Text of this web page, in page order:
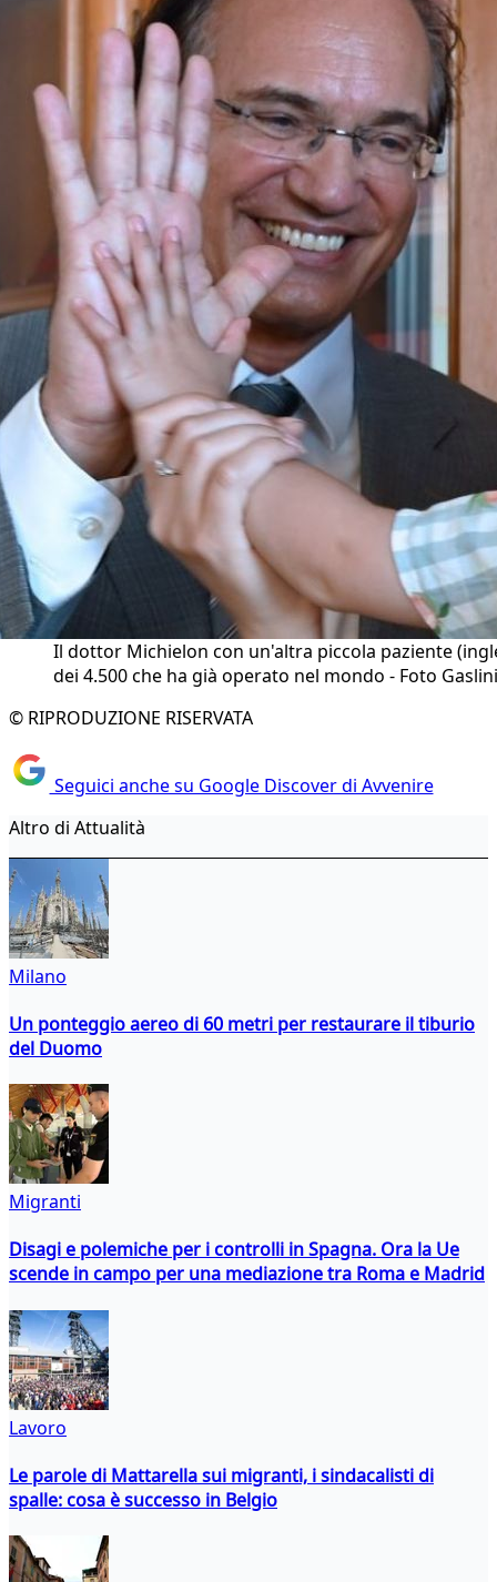
Il dottor Michielon con un'altra piccola paziente
dei 4.500 che ha già operato nel mondo - Foto Gaslini
© RIPRODUZIONE RISERVATA
Seguici anche su Google Discover di Avvenire
Altro di Attualità
Milano
Un ponteggio aereo di 60 metri per restaurare il tiburio
del Duomo
Migranti
Disagi e polemiche per i controlli in Spagna. Ora la Ue
scende in campo per una mediazione tra Roma e Madrid
Lavoro
Le parole di Mattarella sui migranti, i sindacalisti di
spalle: cosa è successo in Belgio